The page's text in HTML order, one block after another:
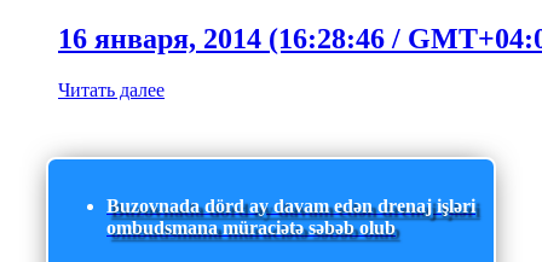
16 января, 2014 (16:28:46 /
Читать далее
Buzovnada dörd ay davam edən drenaj işləri
ombudsmana müraciətə səbəb olub